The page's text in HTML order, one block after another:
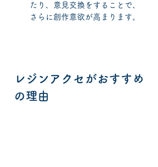
たり、意見交換をすることで、
さらに創作意欲が高まります。
レジンアクセがおすすめ
の理由